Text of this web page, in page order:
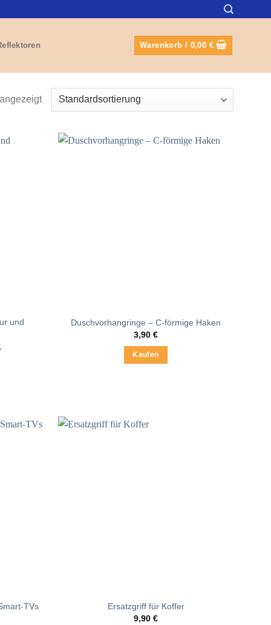
Warenkorb / 0,00 €
und
Duschvorhangringe – C-förmige Haken
3,90 €
Kaufen
TVs
Ersatzgriff für Koffer
9,90 €